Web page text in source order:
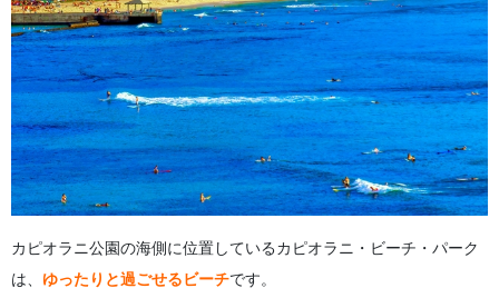
カピオラニ公園の海側に位置しているカピオラニ・ビーチ・パーク
は、 ゆったりと過ごせるビーチです。